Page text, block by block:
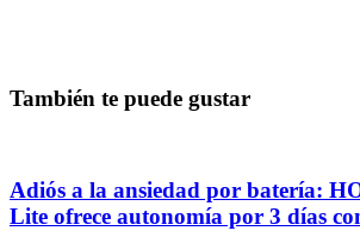
También te puede gustar
Adiós a la ansiedad por batería:
Lite ofrece autonomía por 3 días